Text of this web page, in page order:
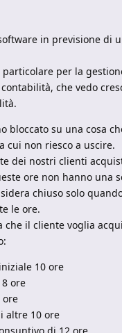
in previsione di
per la
che vedo
bloccato su una cosa
cui non riesco a uscire.
dei nostri clienti
ore non hanno una
chiuso solo
le ore.
che il cliente voglia
10 ore
ore
ore
altre 10 ore